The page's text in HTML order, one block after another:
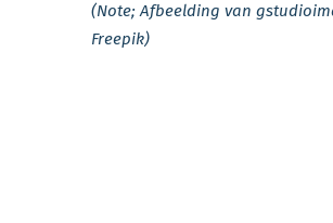
(Note; Afbeelding van
Freepik)